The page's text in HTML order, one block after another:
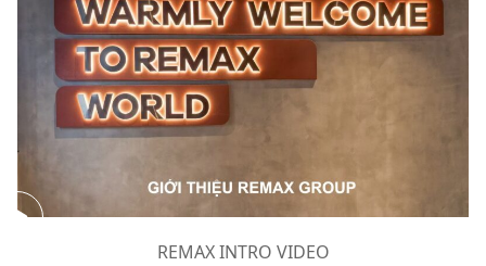
REMAX INTRO VIDEO